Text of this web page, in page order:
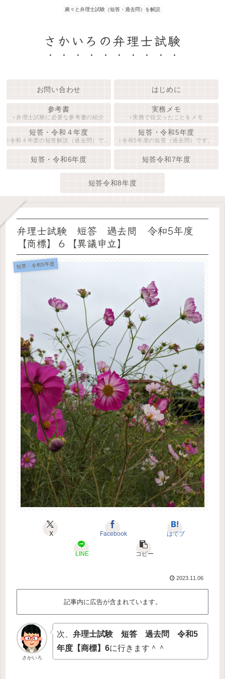
粛々と弁理士試験（短答・過去問）を解説
さかいろの弁理士試験
お問い合わせ はじめに
参考書
弁理士試験に必要な参考書の紹介
実務メモ
実務で役立ったことをメモ
短答・令和４年度
令和４年度の短答解説（過去問）です。
短答・令和5年度
令和5年度の短答（過去問）です。
短答・令和6年度 短答令和7年度
短答令和8年度
弁理士試験 短答 過去問 令和5年度
【商標】６【異議申立】
短答・令和5年度
X Facebook はてブ
LINE コピー
2023.11.06
記事内に広告が含まれています。
さかいろ
次、弁理士試験 短答 過去問 令和5
年度【商標】6に行きます＾＾